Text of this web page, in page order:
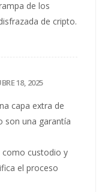
de los
de cripto.
18, 2025
capa extra de
son una garantía
como custodio y
el proceso